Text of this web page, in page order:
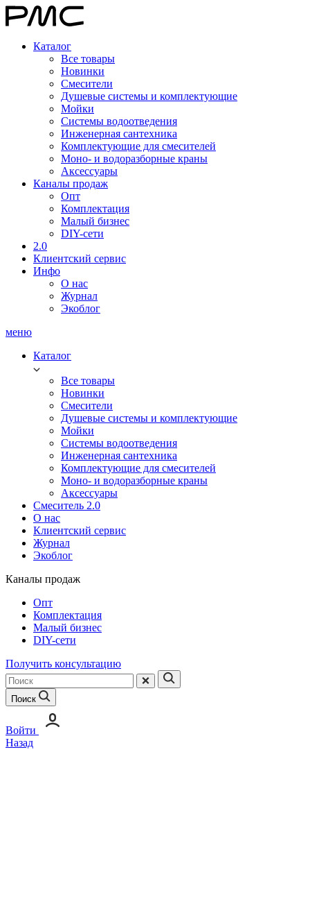
Каталог
Все товары
Новинки
Смесители
Душевые системы и комплектующие
Мойки
Системы водоотведения
Инженерная сантехника
Комплектующие для смесителей
Моно- и водоразборные краны
Аксессуары
Каналы продаж
Опт
Комплектация
Малый бизнес
DIY-сети
2.0
Клиентский сервис
Инфо
О нас
Журнал
Экоблог
меню
Каталог
Все товары
Новинки
Смесители
Душевые системы и комплектующие
Мойки
Системы водоотведения
Инженерная сантехника
Комплектующие для смесителей
Моно- и водоразборные краны
Аксессуары
Смеситель 2.0
О нас
Клиентский сервис
Журнал
Экоблог
Каналы продаж
Опт
Комплектация
Малый бизнес
DIY-сети
Получить консультацию
Поиск
Войти
Назад